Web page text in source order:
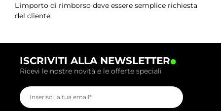
L’importo di rimborso deve essere semplice richiesta
del cliente.
ISCRIVITI ALLA NEWSLETTER.
Ricevi le nostre novità e le offerte speciali